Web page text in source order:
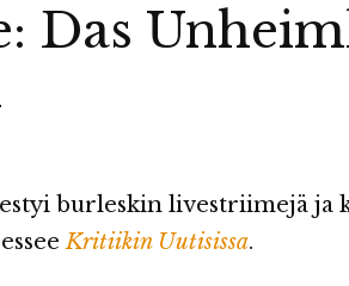
Das
burleskin livestriimejä ja
Kritiikin Uutisissa.